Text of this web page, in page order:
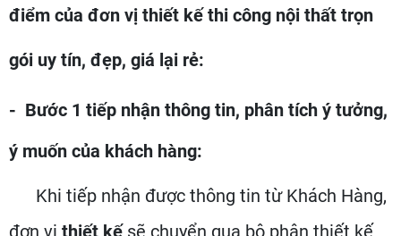
điểm của đơn vị thiết kế thi công nội thất trọn
gói uy tín, đẹp, giá lại rẻ:
- Bước 1 tiếp nhận thông tin, phân tích ý tưởng,
ý muốn của khách hàng:
Khi tiếp nhận được thông tin từ Khách Hàng,